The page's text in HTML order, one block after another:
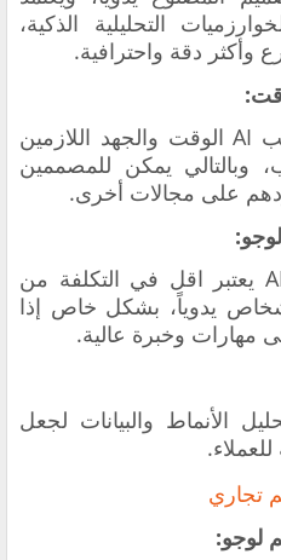
التحليلية الذكية،
وأكثر دقة واحترافية.
يوفر لك استخدام موقع ويب AI الوقت والجهد اللازمين
وبالتالي يمكن للمصممين
على مجالات أخرى.
إن تصميم شعار بواسطة AI يعتبر اقل في التكلفة من
يدوياً، بشكل خاص إذا
مهارات وخبرة عالية.
الأنماط والبيانات لجعل
تجاري